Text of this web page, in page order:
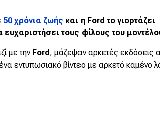
50 χρόνια ζωής και η Ford το γιορτάζει
τους φίλους του
με την Ford , μάζεψαν αρκετές εκδόσεις
εντυπωσιακό βίντεο με αρκετό καμένο